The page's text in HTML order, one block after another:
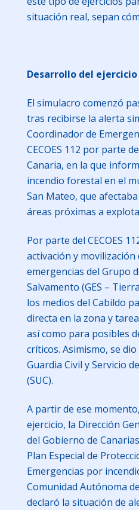
situación real, sepan
Desarrollo del ejercicio
El simulacro comenzó
tras recibirse la alerta
Coordinador de
CECOES 112 por parte
Canaria, en la que
incendio forestal en el
San Mateo, que
áreas próximas a
Por parte del CECOES
activación y
emergencias del Grupo
Salvamento (GES –
los medios del Cabildo
directa en la zona y
así como para posibles
críticos. Asimismo, se
Guardia Civil y Servicio
(SUC).
A partir de ese
ejercicio, la Dirección
del Gobierno de
Plan Especial de
Emergencias por
Comunidad Autónoma
declaró la situación de